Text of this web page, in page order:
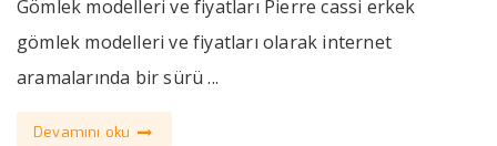
Gömlek modelleri ve fiyatları Pierre cassi erkek
gömlek modelleri ve fiyatları olarak internet
aramalarında bir sürü ...
Devamını oku